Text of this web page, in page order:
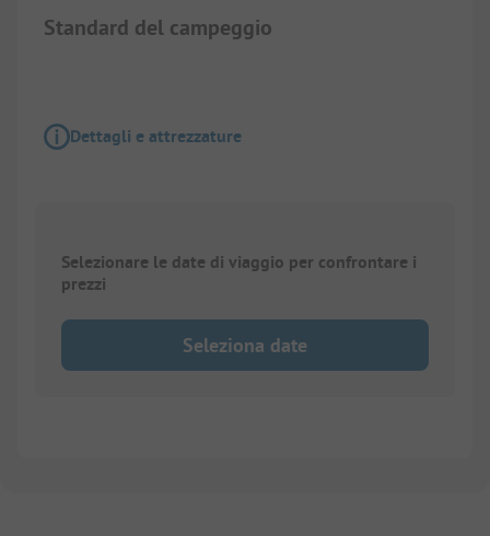
Standard del campeggio
Dettagli e attrezzature
Selezionare le date di viaggio per confrontare i
prezzi
Seleziona date